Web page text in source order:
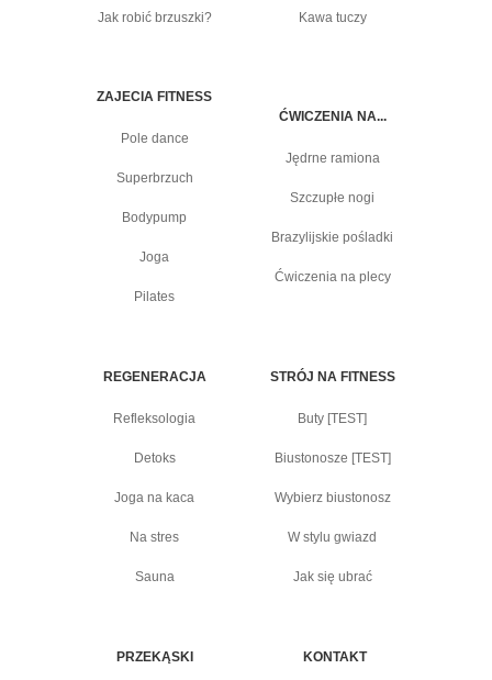
Jak robić brzuszki? Kawa tuczy
ZAJECIA FITNESS
Pole dance
Superbrzuch
Bodypump
Joga
Pilates
ĆWICZENIA NA...
Jędrne ramiona
Szczupłe nogi
Brazylijskie pośladki
Ćwiczenia na plecy
REGENERACJA
Refleksologia
Detoks
Joga na kaca
Na stres
Sauna
STRÓJ NA FITNESS
Buty [TEST]
Biustonosze [TEST]
Wybierz biustonosz
W stylu gwiazd
Jak się ubrać
PRZEKĄSKI KONTAKT